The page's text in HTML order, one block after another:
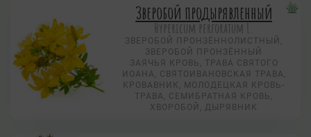
Зверобой продырявленный
Hypericum perforatum L.
ЗВЕРОБОЙ ПРОНЗЁННОЛИСТНЫЙ,
ЗВЕРОБОЙ ПРОНЗЁННЫЙ
ЗАЯЧЬЯ КРОВЬ, ТРАВА СВЯТОГО
ИОАНА, СВЯТОИВАНОВСКАЯ ТРАВА,
КРОВАВНИК, МОЛОДЕЦКАЯ КРОВЬ-
ТРАВА, СЕМИБРАТНАЯ КРОВЬ,
ХВОРОБОЙ, ДЫРЯВНИК